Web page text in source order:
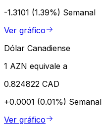
-1.3101 (1.39%) Semanal
Ver gráfico
Dólar Canadiense
1 AZN equivale a
0.824822 CAD
+0.0001 (0.01%) Semanal
Ver gráfico